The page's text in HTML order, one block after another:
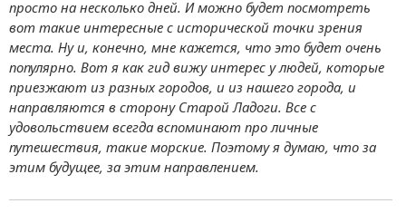
просто на несколько дней. И можно будет посмотреть
вот такие интересные с исторической точки зрения
места. Ну и, конечно, мне кажется, что это будет очень
популярно. Вот я как гид вижу интерес у людей, которые
приезжают из разных городов, и из нашего города, и
направляются в сторону Старой Ладоги. Все с
удовольствием всегда вспоминают про личные
путешествия, такие морские. Поэтому я думаю, что за
этим будущее, за этим направлением.